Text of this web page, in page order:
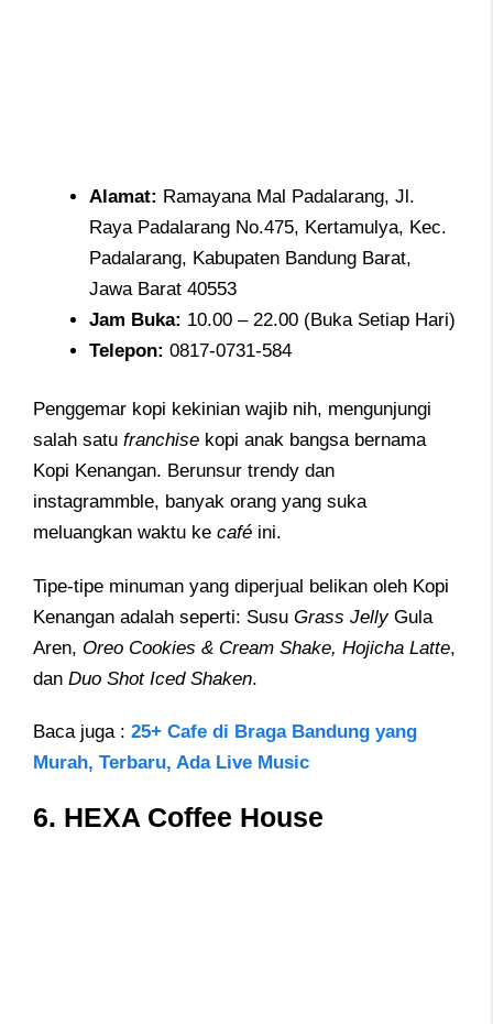
Alamat: Ramayana Mal Padalarang, Jl.
Raya Padalarang No.475, Kertamulya, Kec.
Padalarang, Kabupaten Bandung Barat,
Jawa Barat 40553
Jam Buka: 10.00 – 22.00 (Buka Setiap Hari)
Telepon: 0817-0731-584
Penggemar kopi kekinian wajib nih, mengunjungi
salah satu franchise kopi anak bangsa bernama
Kopi Kenangan. Berunsur trendy dan
instagrammble, banyak orang yang suka
meluangkan waktu ke café ini.
Tipe-tipe minuman yang diperjual belikan oleh Kopi
Kenangan adalah seperti: Susu Grass JellyGula
Aren, Oreo Cookies & Cream Shake, Hojicha Latte,
dan Duo Shot Iced Shaken.
Baca juga : 25+ Cafe di Braga Bandung yang
Murah, Terbaru, Ada Live Music
6. HEXA Coffee House